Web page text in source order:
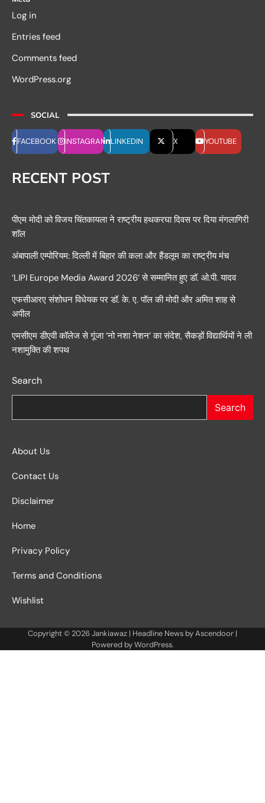
Log in
Entries feed
Comments feed
WordPress.org
SOCIAL
FACEBOOK INSTAGRAM LINKEDIN X YOUTUBE
RECENT POST
पीएम मोदी को विजय चिंतकायला ने राष्ट्रीय हथकरघा दिवस पर दिया मंगलागिरी
शॉल
अंबापाली एम्पोरियम: दिल्ली में बिहार की कला और हैंडलूम का राष्ट्रीय मंच
‘LIPI Europe Media Award 2026’ से सम्मानित हुए डॉ. ओ.पी. यादव
एफसीआरए संशोधन विधेयक पर डॉ. के. ए. पॉल की मोदी और अमित शाह से
अपील
एमसीएम डीएवी कॉलेज से गूंजा ‘नो नशा नेशन’ का संदेश, सैकड़ों विद्यार्थियों ने ली
नशामुक्ति की शपथ
Search
Search
About Us
Contact Us
Disclaimer
Home
Privacy Policy
Terms and Conditions
Wishlist
Copyright © 2026Jankiawaz | Headline News byAscendoor |
Powered byWordPress.